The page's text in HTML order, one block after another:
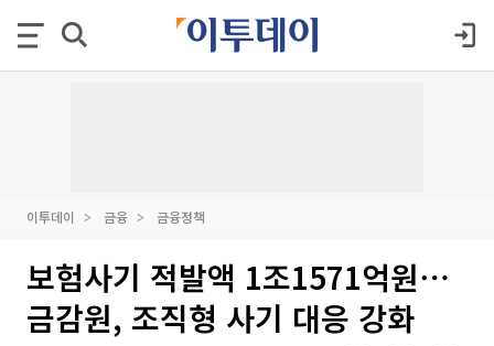
이투데이 금융 금융정책
보험사기 적발액 1조1571억원⋯
금감원, 조직형 사기 대응 강화